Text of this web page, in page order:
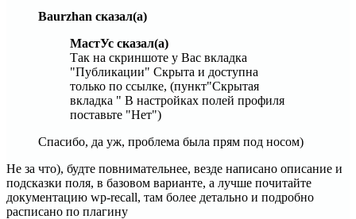
Baurzhan сказал(а)
МастУс сказал(а)
Так на скриншоте у Вас вкладка
"Публикации" Скрыта и доступна
только по ссылке, (пункт"Скрытая
вкладка " В настройках полей профиля
поставьте "Нет")
Спасибо, да уж, проблема была прям под носом)
Не за что), будте повнимательнее, везде написано описание и
подсказки поля, в базовом варианте, а лучше почитайте
документацию wp-recall, там более детально и подробно
расписано по плагину